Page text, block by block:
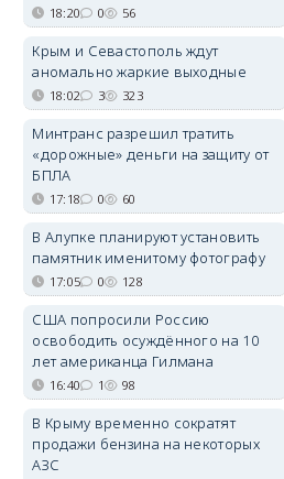
18:20 0 56
Крым и Севастополь ждут
аномально жаркие выходные
18:02 3 323
Минтранс разрешил тратить
«дорожные» деньги на защиту от
БПЛА
17:18 0 60
В Алупке планируют установить
памятник именитому фотографу
17:05 0 128
США попросили Россию
освободить осуждённого на 10
лет американца Гилмана
16:40 1 98
В Крыму временно сократят
продажи бензина на некоторых
АЗС